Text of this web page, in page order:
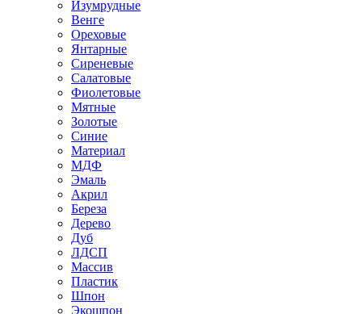
Изумрудные
Венге
Ореховые
Янтарные
Сиреневые
Салатовые
Фиолетовые
Мятные
Золотые
Синие
Материал
МДФ
Эмаль
Акрил
Береза
Дерево
Дуб
ЛДСП
Массив
Пластик
Шпон
Экошпон